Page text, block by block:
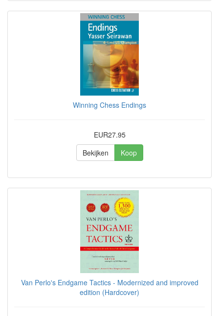
Winning Chess Endings
EUR27.95
Bekijken
Koop
Van Perlo's Endgame Tactics - Modernized and improved
edition (Hardcover)